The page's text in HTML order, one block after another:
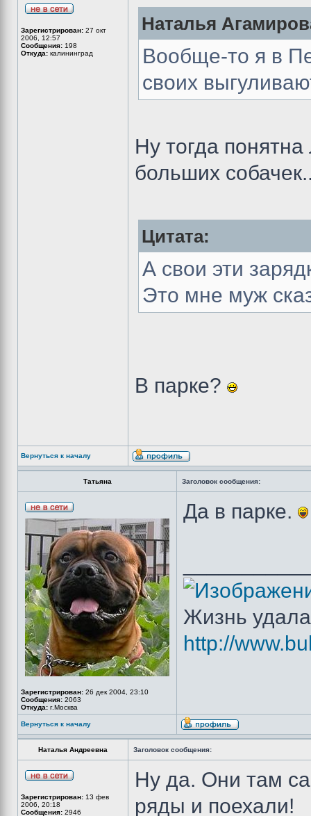
Зарегистрирован: 27 окт
2006, 12:57
Сообщения: 198
Откуда: калининград
Наталья
Вообще-то я в
своих
Ну тогда
больших
Цитата:
А свои эти
Это мне муж
В парке?
Вернуться к началу
Татьяна Заголовок сообщения:
Зарегистрирован: 26 дек 2004, 23:10
Сообщения: 2063
Откуда: г.Москва
Да в парке.
Жизнь
http://
Вернуться к началу
Наталья Андреевна Заголовок сообщения:
Зарегистрирован: 13 фев
2006, 20:18
Сообщения: 2946
Ну да. Они там
ряды и поехали!